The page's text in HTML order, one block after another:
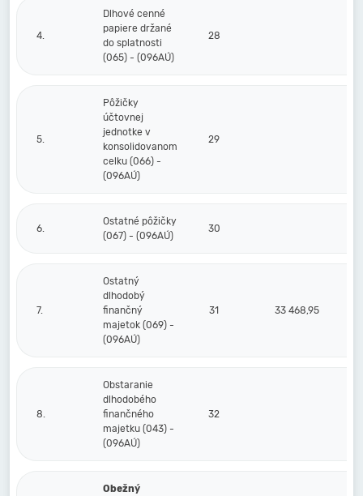
4.
Dlhové cenné
papiere držané
do splatnosti
(065) - (096AÚ)
28
5.
Pôžičky
účtovnej
jednotke v
konsolidovanom
celku (066) -
(096AÚ)
29
6.
Ostatné pôžičky
(067) - (096AÚ)
30
7.
Ostatný
dlhodobý
finančný
majetok (069) -
(096AÚ)
31 33 468,95
8.
Obstaranie
dlhodobého
finančného
majetku (043) -
(096AÚ)
32
Obežný